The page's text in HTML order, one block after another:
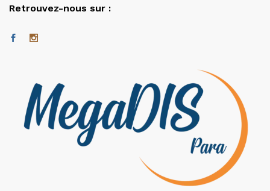
Retrouvez-nous sur :